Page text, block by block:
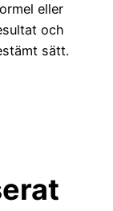
eller
och
sätt.